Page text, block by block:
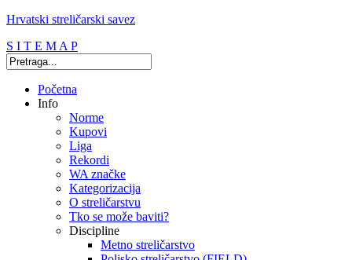
Hrvatski streličarski savez
S I T E M A P
Početna
Info
Norme
Kupovi
Liga
Rekordi
WA značke
Kategorizacija
O streličarstvu
Tko se može baviti?
Discipline
Metno streličarstvo